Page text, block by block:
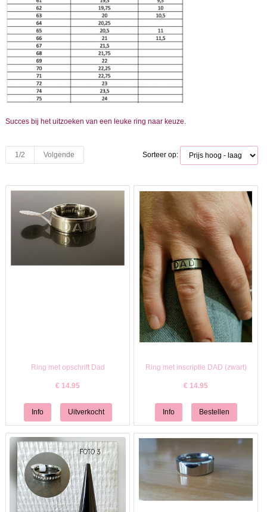
Succes bij het uitzoeken van een leuke ring naar keuze.
Sorteer op:
1/2 Volgende
Ring met opschrift Dad
€ 14.95
Ring met inscriptie DAD (zwart)
€ 14.95